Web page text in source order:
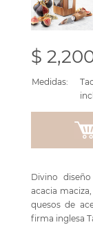
$
Medidas:
Divino
acacia
quesos de
firma inglesa